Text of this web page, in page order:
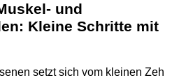
und
Kleine Schritte mit
setzt sich vom kleinen Zeh